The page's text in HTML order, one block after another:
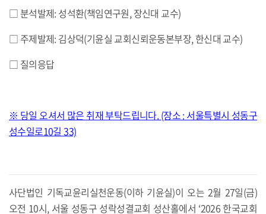
□ 분석발제: 성석환(책임연구원, 장신대 교수)
□ 주제발제: 김상덕(기윤실 교회신뢰운동본부장, 한신대 교수)
□ 질의응답
※ 당일 오셔서 많은 취재 부탁드립니다. (장소 : 서울특별시 성동구
성수일로10길 33)
사단법인 기독교윤리실천운동(이하 기윤실)이 오는 2월 27일(금)
오전 10시, 서울 성동구 성락성결교회 성산홀에서 ‘2026 한국교회